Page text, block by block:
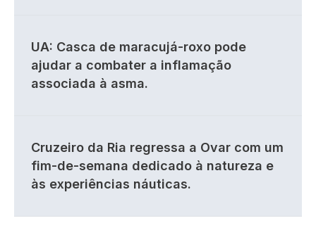
UA: Casca de maracujá-roxo pode
ajudar a combater a inflamação
associada à asma.
Cruzeiro da Ria regressa a Ovar com um
fim-de-semana dedicado à natureza e
às experiências náuticas.